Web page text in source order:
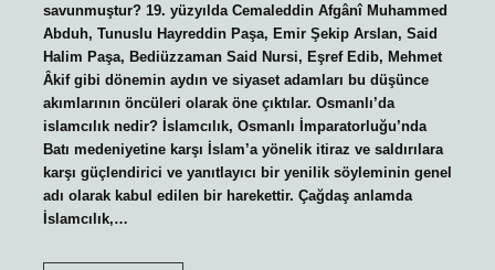
savunmuştur? 19. yüzyılda Cemaleddin Afgânî Muhammed
Abduh, Tunuslu Hayreddin Paşa, Emir Şekip Arslan, Said
Halim Paşa, Bediüzzaman Said Nursi, Eşref Edib, Mehmet
Âkif gibi dönemin aydın ve siyaset adamları bu düşünce
akımlarının öncüleri olarak öne çıktılar. Osmanlı’da
islamcılık nedir? İslamcılık, Osmanlı İmparatorluğu’nda
Batı medeniyetine karşı İslam’a yönelik itiraz ve saldırılara
karşı güçlendirici ve yanıtlayıcı bir yenilik söyleminin genel
adı olarak kabul edilen bir harekettir. Çağdaş anlamda
İslamcılık,…